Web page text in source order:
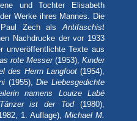
und Tochter Elisabeth
Werke ihres Mannes. Die
Paul Zech alsAntifaschist
Nachdrucke der vor 1933
unveröffentlichte Texte aus
rote Messer (1953), Kinder
des Herrn Langfoot(1954),
(1955),Die Liebesgedichte
namens Louize Labé
ist der Tod(1980),
1. Auflage), Michael M.